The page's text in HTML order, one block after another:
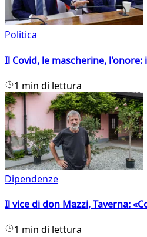
Politica
Il Covid, le mascherine,
1 min di lettura
Dipendenze
Il vice di don Mazzi, Taverna:
1 min di lettura